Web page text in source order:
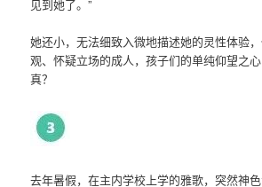
见到她了。”
她还小，无法细致入微地描述她的灵性体验
观、怀疑立场的成人，孩子们的单纯仰望之
真？
去年暑假，在主内学校上学的雅歌，突然神